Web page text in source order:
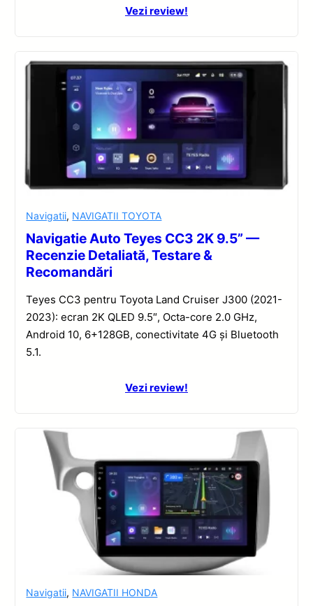
Vezi review!
Navigatii, NAVIGATII TOYOTA
Navigatie Auto Teyes CC3 2K 9.5” —
Recenzie Detaliată, Testare &
Recomandări
Teyes CC3 pentru Toyota Land Cruiser J300 (2021-
2023): ecran 2K QLED 9.5″, Octa-core 2.0 GHz,
Android 10, 6+128GB, conectivitate 4G și Bluetooth
5.1.
Vezi review!
Navigatii, NAVIGATII HONDA